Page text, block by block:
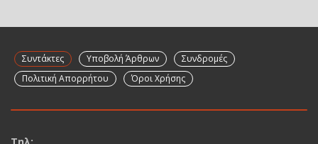
Συντάκτες Υποβολή Άρθρων
Συνδρομές
Πολιτική Απορρήτου
Όροι Χρήσης